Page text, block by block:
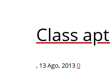
Class
, 13 Ago, 20130